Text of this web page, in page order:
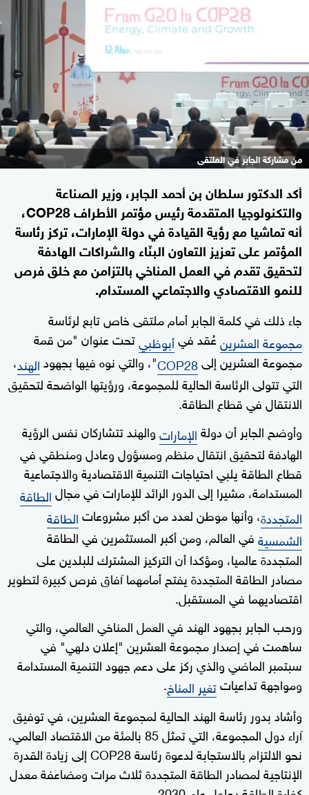
من مشاركة الجابر في الملتقى
أكد الدكتور سلطان بن أحمد الجابر، وزير الصناعة
والتكنولوجيا المتقدمة رئيس مؤتمر الأطراف COP28،
أنه تماشيا مع رؤية القيادة في دولة الإمارات، تركز رئاسة
المؤتمر على تعزيز التعاون البنّاء والشراكات الهادفة
لتحقيق تقدم في العمل المناخي بالتزامن مع خلق فرص
للنمو الاقتصادي والاجتماعي المستدام.
جاء ذلك في كلمة الجابر أمام ملتقى خاص تابع لرئاسة
مجموعة العشرينعُقد فيأبوظبيتحت عنوان "من قمة
مجموعة العشرين إلىCOP28"، والتي نوه فيها بجهودالهند،
التي تتولى الرئاسة الحالية للمجموعة، ورؤيتها الواضحة لتحقيق
الانتقال في قطاع الطاقة.
وأوضح الجابر أن دولةالإماراتوالهند تتشاركان نفس الرؤية
الهادفة لتحقيق انتقال منظم ومسؤول وعادل ومنطقي في
قطاع الطاقة يلبي احتياجات التنمية الاقتصادية والاجتماعية
المستدامة، مشيرا إلى الدور الرائد للإمارات في مجالالطاقة
المتجددة، وأنها موطن لعدد من أكبر مشروعاتالطاقة
الشمسيةفي العالم، ومن أكبر المستثمرين في الطاقة
المتجددة عالميا، ومؤكدا أن التركيز المشترك للبلدين على
مصادر الطاقة المتجددة يفتح أمامهما آفاق فرص كبيرة لتطوير
اقتصاديهما في المستقبل.
ورحب الجابر بجهود الهند في العمل المناخي العالمي، والتي
ساهمت في إصدار مجموعة العشرين "إعلان دلهي" في
سبتمبر الماضي والذي ركز على دعم جهود التنمية المستدامة
ومواجهة تداعياتتغير المناخ.
وأشاد بدور رئاسة الهند الحالية لمجموعة العشرين، في توفيق
آراء دول المجموعة، التي تمثل 85 بالمئة من الاقتصاد العالمي،
نحو الالتزام بالاستجابة لدعوة رئاسة COP28 إلى زيادة القدرة
الإنتاجية لمصادر الطاقة المتجددة ثلاث مرات ومضاعفة معدل